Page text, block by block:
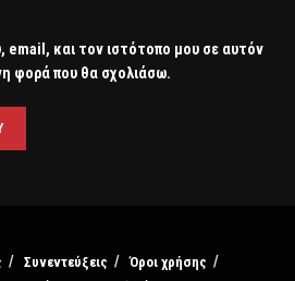
και τον ιστότοπο μου σε αυτόν
φορά που θα σχολιάσω.
Συνεντεύξεις
Όροι χρήσης